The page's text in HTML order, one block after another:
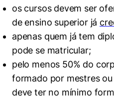
os cursos devem ser
de ensino superior já
apenas quem já tem
pode se matricular;
pelo menos 50% do
formado por mestres
deve ter no mínimo